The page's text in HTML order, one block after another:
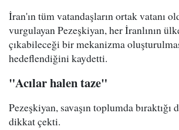
İran'ın tüm vatandaşların ortak vatanı
vurgulayan Pezeşkiyan, her İranlının
çıkabileceği bir mekanizma
hedeflendiğini kaydetti.
"Acılar halen taze"
Pezeşkiyan, savaşın toplumda bıraktığı
dikkat çekti.